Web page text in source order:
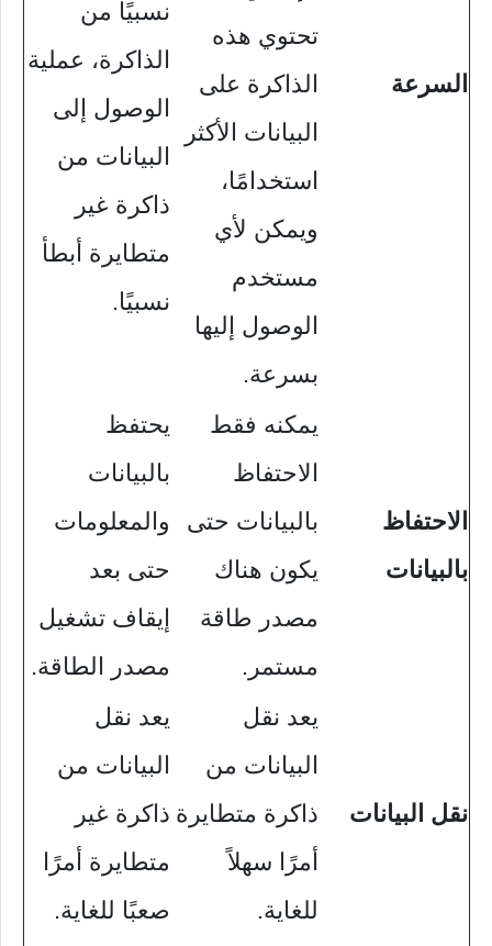
السرعة
تحتوي هذه
الذاكرة على
البيانات الأكثر
استخدامًا،
ويمكن لأي
مستخدم
الوصول إليها
بسرعة.
نسبيًا من
الذاكرة، عملية
الوصول إلى
البيانات من
ذاكرة غير
متطايرة أبطأ
نسبيًا.
الاحتفاظ
بالبيانات
يمكنه فقط
الاحتفاظ
بالبيانات حتى
يكون هناك
مصدر طاقة
مستمر.
يحتفظ
بالبيانات
والمعلومات
حتى بعد
إيقاف تشغيل
مصدر الطاقة.
نقل البيانات
يعد نقل
البيانات من
ذاكرة متطايرة
أمرًا سهلاً
للغاية.
يعد نقل
البيانات من
ذاكرة غير
متطايرة أمرًا
صعبًا للغاية.